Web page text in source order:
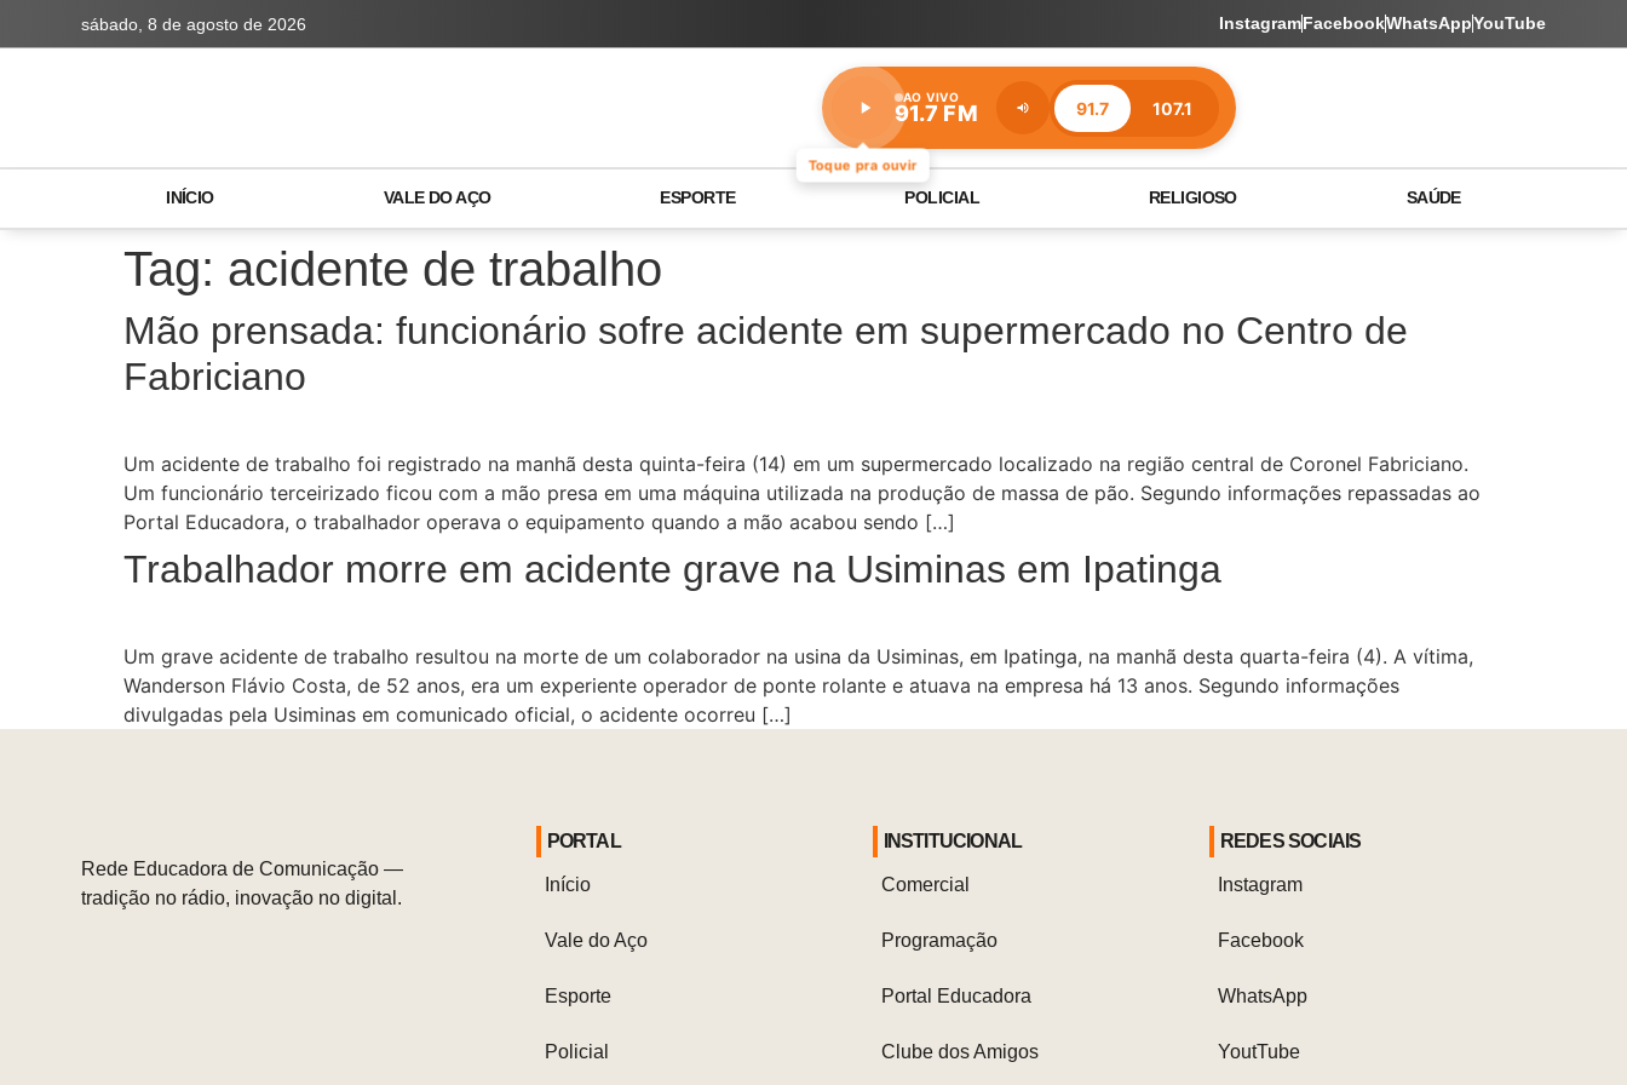
sábado, 8 de agosto de 2026 InstagramFacebookWhatsAppYouTube
Toque pra ouvir
AO VIVO
91.7 FM 91.7 107.1
Estação:
91.7
FM
INÍCIO VALE DO AÇO ESPORTE POLICIAL RELIGIOSO SAÚDE
Tag: acidente de trabalho
Mão prensada: funcionário sofre acidente em supermercado no Centro de
Fabriciano
Um acidente de trabalho foi registrado na manhã desta quinta-feira (14) em um supermercado localizado na região central de Coronel Fabriciano.
Um funcionário terceirizado ficou com a mão presa em uma máquina utilizada na produção de massa de pão. Segundo informações repassadas ao
Portal Educadora, o trabalhador operava o equipamento quando a mão acabou sendo […]
Trabalhador morre em acidente grave na Usiminas em Ipatinga
Um grave acidente de trabalho resultou na morte de um colaborador na usina da Usiminas, em Ipatinga, na manhã desta quarta-feira (4). A vítima,
Wanderson Flávio Costa, de 52 anos, era um experiente operador de ponte rolante e atuava na empresa há 13 anos. Segundo informações
divulgadas pela Usiminas em comunicado oficial, o acidente ocorreu […]
Rede Educadora de Comunicação —
tradição no rádio, inovação no digital.
PORTAL
Início
Vale do Aço
Esporte
Policial
INSTITUCIONAL
Comercial
Programação
Portal Educadora
Clube dos Amigos
REDES SOCIAIS
Instagram
Facebook
WhatsApp
YoutTube